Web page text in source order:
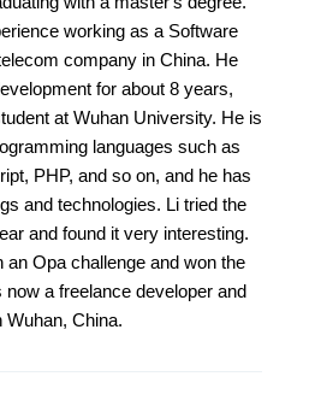
working as a Software
company in China. He
for about 8 years,
at Wuhan University. He is
languages such as
PHP, and so on, and he has
and technologies. Li tried the
and found it very interesting.
an Opa challenge and won the
a freelance developer and
China.